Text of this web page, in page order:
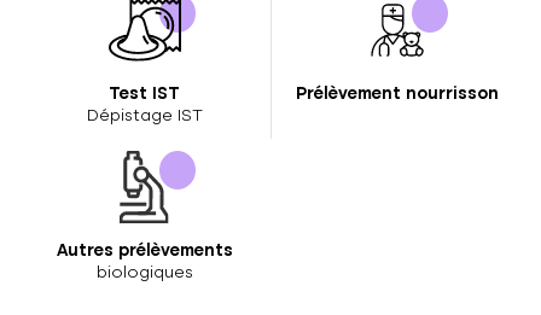
Test IST
Dépistage IST
Prélèvement nourrisson
Autres prélèvements
biologiques